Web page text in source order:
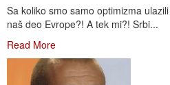
Sa koliko smo samo optimizma
naš deo Evrope?! A tek mi?! Srbi...
Read More